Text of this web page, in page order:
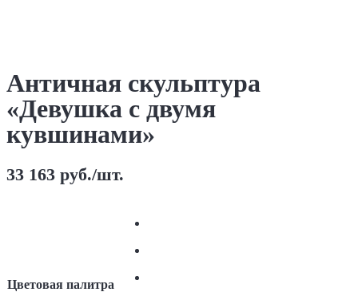
Античная скульптура
«Девушка с двумя
кувшинами»
33 163 руб./шт.
Цветовая палитра